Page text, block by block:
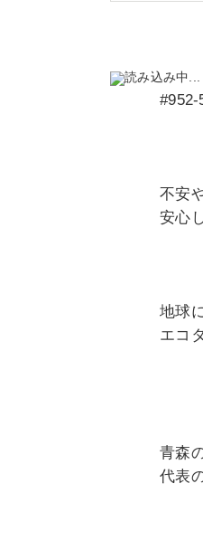
読み込み中...
#952-
不安
安心
地球
エコ
青森
代表